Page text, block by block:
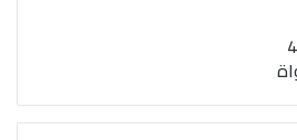
السياسية.. تركيا توقف 4